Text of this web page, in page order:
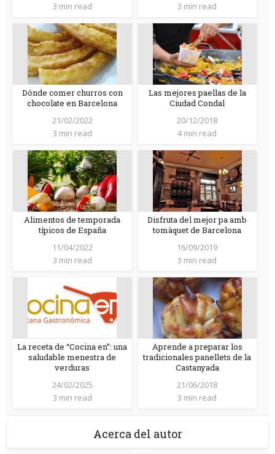
3 min read
3 min read
Dónde comer churros con
chocolate en Barcelona
21/02/2022
3 min read
Las mejores paellas de la
Ciudad Condal
20/12/2018
4 min read
Alimentos de temporada
típicos de España
11/04/2022
3 min read
Disfruta del mejor pa amb
tomàquet de Barcelona
16/09/2019
3 min read
La receta de “Cocina en”: una
saludable menestra de
verduras
24/02/2025
3 min read
Aprende a preparar los
tradicionales panellets de la
Castanyada
21/06/2018
3 min read
Acerca del autor